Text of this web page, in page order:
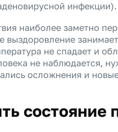
инфекции).
наиболее заметно
выздоровление
не спадает и
не наблюдается,
осложнения и